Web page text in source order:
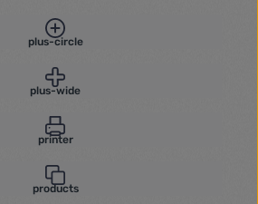
plus-circle
plus-wide
printer
products